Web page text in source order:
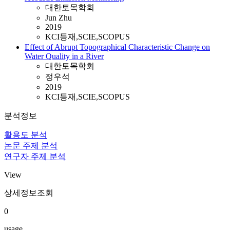
대한토목학회
Jun Zhu
2019
KCI등재,SCIE,SCOPUS
Effect of Abrupt Topographical Characteristic Change on
Water Quality in a River
대한토목학회
정우석
2019
KCI등재,SCIE,SCOPUS
분석정보
활용도 분석
논문 주제 분석
연구자 주제 분석
View
상세정보조회
0